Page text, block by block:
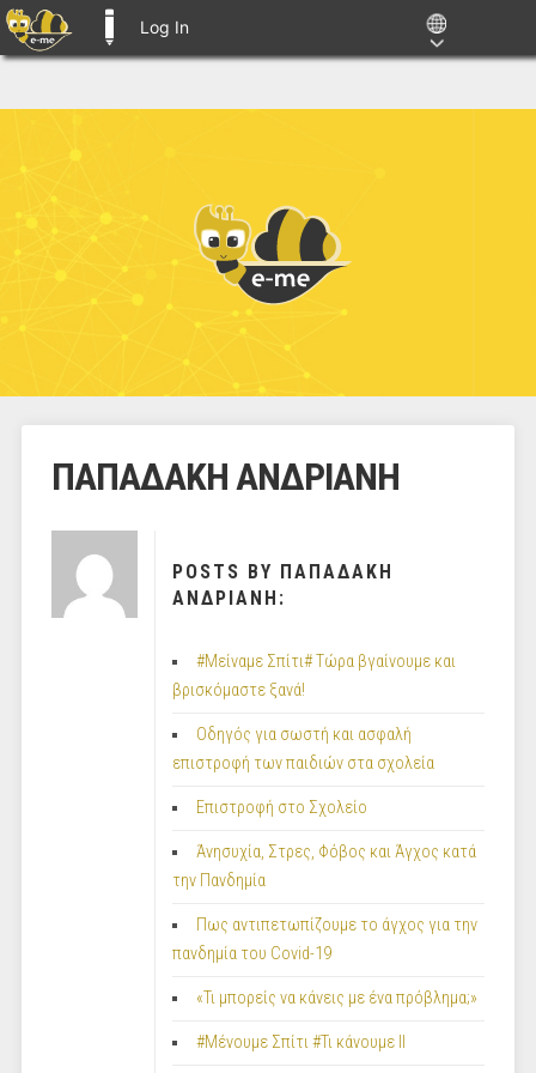
Log In
ΠΑΠΑΔΑΚΗ ΑΝΔΡΙΑΝΗ
POSTS BY ΠΑΠΑΔΑΚΗ
ΑΝΔΡΙΑΝΗ:
#Μείναμε Σπίτι# Τώρα βγαίνουμε και
βρισκόμαστε ξανά!
Οδηγός για σωστή και ασφαλή
επιστροφή των παιδιών στα σχολεία
Επιστροφή στο Σχολείο
Άνησυχία, Στρες, Φόβος και Άγχος κατά
την Πανδημία
Πως αντιπετωπίζουμε το άγχος για την
πανδημία του Covid-19
«Τι μπορείς να κάνεις με ένα πρόβλημα;»
#Μένουμε Σπίτι #Τι κάνουμε ΙΙ